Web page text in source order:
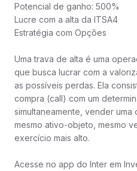
Potencial de ganho: 500%
Lucre com a alta da ITSA4
Estratégia com Opções
Uma trava de alta é uma
que busca lucrar com a
as possíveis perdas. Ela
compra (call) com um
simultaneamente, vender
mesmo ativo-objeto, mesmo
exercício mais alto.
Acesse no app do Inter em